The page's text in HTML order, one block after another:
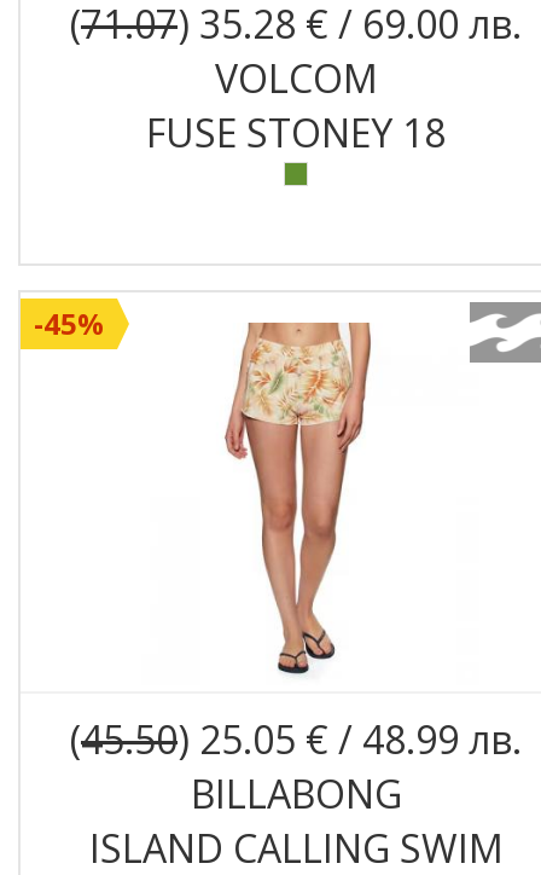
(71.07) 35.28 € / 69.00 лв.
VOLCOM
FUSE STONEY 18
(45.50) 25.05 € / 48.99 лв.
BILLABONG
ISLAND CALLING SWIM
-45%